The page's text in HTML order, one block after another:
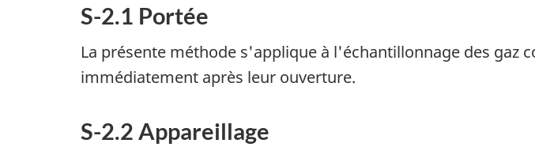
S-2.1 Portée
La présente méthode s'applique à l'échantillonnage des gaz
immédiatement après leur ouverture.
S-2.2 Appareillage